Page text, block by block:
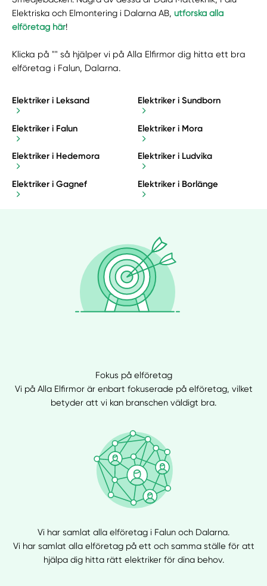
Elektriska och Elmontering i Dalarna AB,utforska alla
elföretag här!
Klicka på "" så hjälper vi på Alla Elfirmor dig hitta ett bra
elföretag i Falun, Dalarna.
Elektriker i Leksand Elektriker i Sundborn
Elektriker i Falun Elektriker i Mora
Elektriker i Hedemora Elektriker i Ludvika
Elektriker i Gagnef Elektriker i Borlänge
Fokus på elföretag
Vi på Alla Elfirmor är enbart fokuserade på elföretag, vilket
betyder att vi kan branschen väldigt bra.
Vi har samlat alla elföretag i Falun och Dalarna.
Vi har samlat alla elföretag på ett och samma ställe för att
hjälpa dig hitta rätt elektriker för dina behov.